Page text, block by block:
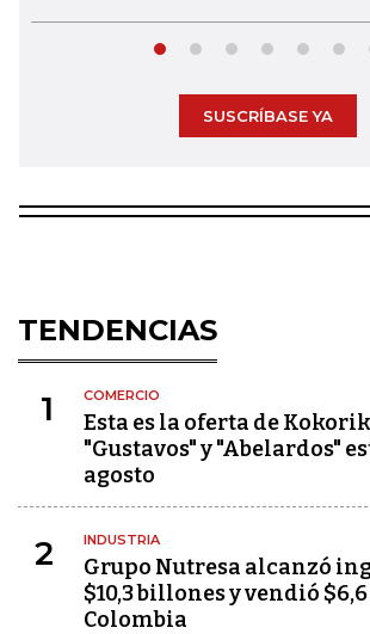
SUSCRÍBASE YA
TENDENCIAS
1 COMERCIO
Esta es la oferta de
"Gustavos" y "Abelardos"
agosto
2 INDUSTRIA
Grupo Nutresa alcanzó
$10,3 billones y vendió
Colombia